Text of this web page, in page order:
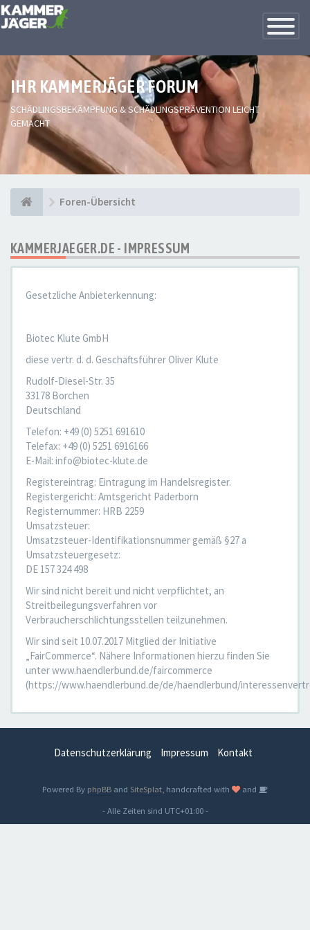
Toggle
IHR KAMMERJÄGER FORUM
SCHÄDLINGSBEKÄMPFUNG & SCHÄDLINGSPRÄVENTION LEICHT
GEMACHT
Foren-Übersicht
KAMMERJAEGER.DE - IMPRESSUM
Gesetzliche Anbieterkennung:
Biotec Klute GmbH
diese vertr. d. d. Geschäftsführer Oliver Klute
Rudolf-Diesel-Str. 35
33178 Borchen
Deutschland
Telefon: +49 (0) 5251 691610
Telefax: +49 (0) 5251 6916166
E-Mail: info@biotec-klute.de
Registereintrag: Eintragung im Handelsregister.
Registergericht: Amtsgericht Paderborn
Registernummer: HRB 2259
Umsatzsteuer:
Umsatzsteuer-Identifikationsnummer gemäß §27 a
Umsatzsteuergesetz:
DE 157 324 498
Wir sind nicht bereit und nicht verpflichtet, an
Streitbeilegungsverfahren vor
Verbraucherschlichtungsstellen teilzunehmen.
Wir sind seit 10.07.2017 Mitglied der Initiative
„FairCommerce“. Nähere Informationen hierzu finden Sie
unter www.haendlerbund.de/faircommerce
(https://www.haendlerbund.de/de/haendlerbund/
Datenschutzerklärung Impressum Kontakt
Powered By phpBB and SiteSplat , handcrafted with
and
- Alle Zeiten sind UTC+01:00-